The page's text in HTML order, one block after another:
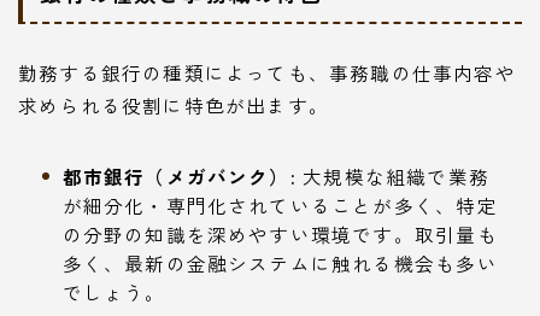
勤務する銀行の種類によっても、事務職の仕事内容や
求められる役割に特色が出ます。
都市銀行（メガバンク）: 大規模な組織で業務
が細分化・専門化されていることが多く、特定
の分野の知識を深めやすい環境です。取引量も
多く、最新の金融システムに触れる機会も多い
でしょう。